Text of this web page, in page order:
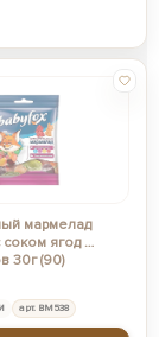
мармелад
соком ягод и
30г (90)
арт. ВМ538